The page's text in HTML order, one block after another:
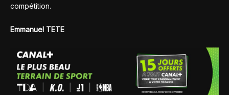
compétition.
Emmanuel TETE